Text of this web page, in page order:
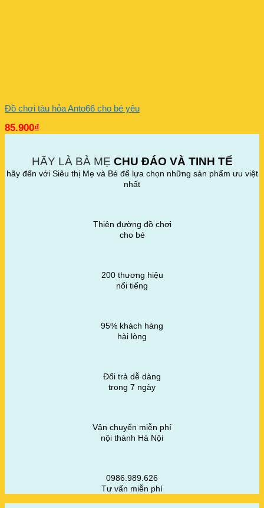
Đồ chơi tàu hỏa Anto66 cho bé yêu
85.900₫
HÃY LÀ BÀ MẸ CHU ĐÁO VÀ TINH TẾ
hãy đến với Siêu thị Mẹ và Bé để lựa chọn những sản phẩm ưu việt
nhất
Thiên đường đồ chơi
cho bé
200 thương hiệu
nổi tiếng
95% khách hàng
hài lòng
Đổi trả dễ dàng
trong 7 ngày
Vận chuyển miễn phí
nội thành Hà Nội
0986.989.626
Tư vấn miễn phí